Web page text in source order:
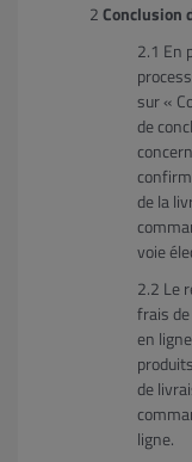
Conclusion
En
sur «
de
de la
voie
Le
frais
en
de
ligne.